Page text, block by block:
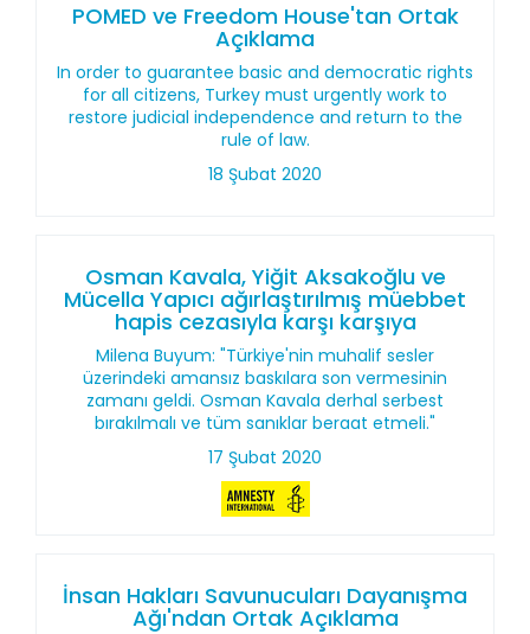
POMED ve Freedom House'tan Ortak
Açıklama
In order to guarantee basic and democratic rights
for all citizens, Turkey must urgently work to
restore judicial independence and return to the
rule of law.
18 Şubat 2020
Osman Kavala, Yiğit Aksakoğlu ve
Mücella Yapıcı ağırlaştırılmış müebbet
hapis cezasıyla karşı karşıya
Milena Buyum: "Türkiye'nin muhalif sesler
üzerindeki amansız baskılara son vermesinin
zamanı geldi. Osman Kavala derhal serbest
bırakılmalı ve tüm sanıklar beraat etmeli."
17 Şubat 2020
İnsan Hakları Savunucuları Dayanışma
Ağı'ndan Ortak Açıklama